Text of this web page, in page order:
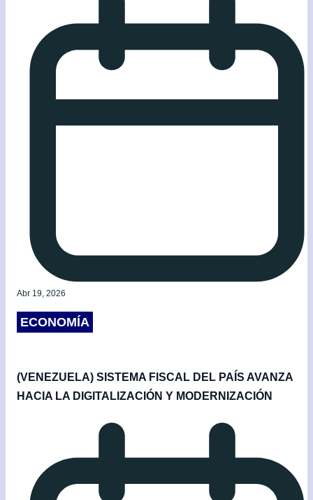
Abr 19, 2026
ECONOMÍA
(VENEZUELA) SISTEMA FISCAL DEL PAÍS AVANZA
HACIA LA DIGITALIZACIÓN Y MODERNIZACIÓN